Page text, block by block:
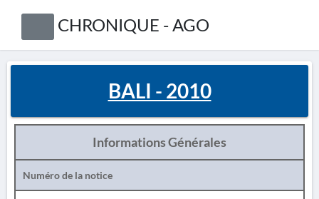
CHRONIQUE - AGO
BALI - 2010
Informations Générales
Numéro de la notice